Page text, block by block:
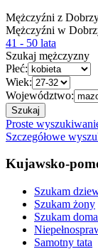
Mężczyźni z
Mężczyźni w
41 - 50 lata
Szukaj mężczyzny
Płeć:
Wiek:
Województwo:
Proste
Szczegółowe
Kujawsko-
Szukam
Szukam żony
Szukam
Samotny tata